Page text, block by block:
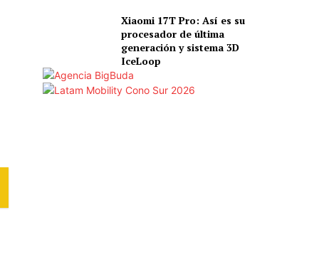
Xiaomi 17T Pro: Así es su
procesador de última
generación y sistema 3D
IceLoop